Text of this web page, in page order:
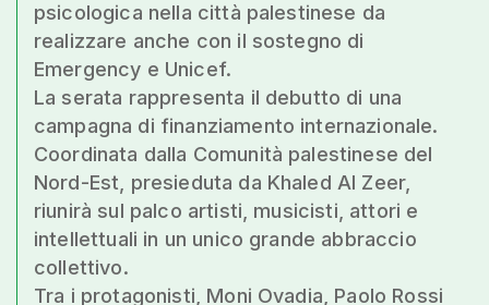
psicologica nella città palestinese da
realizzare anche con il sostegno di
Emergency e Unicef.
La serata rappresenta il debutto di una
campagna di finanziamento internazionale.
Coordinata dalla Comunità palestinese del
Nord-Est, presieduta da Khaled Al Zeer,
riunirà sul palco artisti, musicisti, attori e
intellettuali in un unico grande abbraccio
collettivo.
Tra i protagonisti, Moni Ovadia, Paolo Rossi